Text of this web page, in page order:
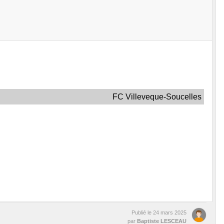
FC Villeveque-Soucelles
Publié le 24 mars 2025
par Baptiste LESCEAU